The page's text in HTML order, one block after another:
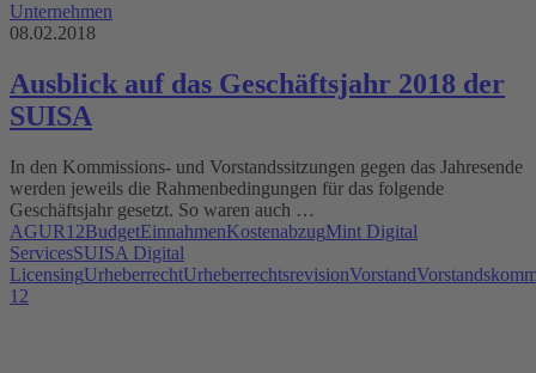
Unternehmen
08.02.2018
Ausblick auf das Geschäftsjahr 2018 der
SUISA
In den Kommissions- und Vorstandssitzungen gegen das Jahresende
werden jeweils die Rahmenbedingungen für das folgende
Geschäftsjahr gesetzt. So waren auch …
AGUR12BudgetEinnahmenKostenabzugMint Digital
ServicesSUISA Digital
LicensingUrheberrechtUrheberrechtsrevisionVorstand
1 2